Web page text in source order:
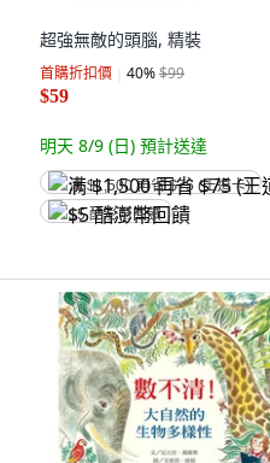
超強無敵的頭腦, 精裝
首購折扣價 40%$99
$59
明天 8/9 (日) 預計送達
满 $1,500 再省 $75 (王道卡)
$5 酷澎幣回饋